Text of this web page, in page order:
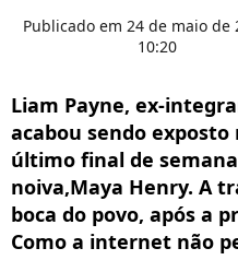
Publicado em 24 de maio de
10:20
Liam Payne, ex-
acabou sendo exposto
último final de
noiva,Maya Henry. A
boca do povo, após a
Como a internet não